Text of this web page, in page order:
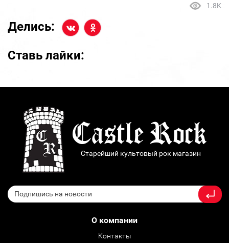
1.8K
Делись:
Ставь лайки:
Старейший культовый рок магазин
О компании
Контакты